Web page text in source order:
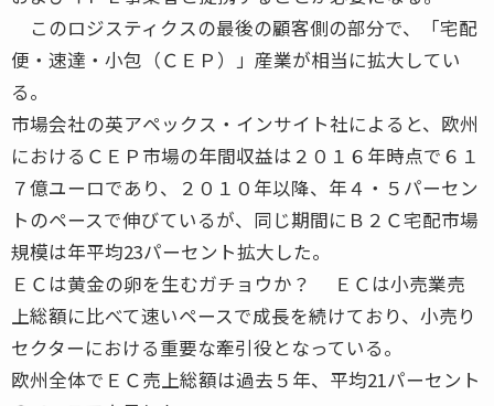
このロジスティクスの最後の顧客側の部分で、「宅配
便・速達・小包（ＣＥＰ）」産業が相当に拡大してい
る。
市場会社の英アペックス・インサイト社によると、欧州
におけるＣＥＰ市場の年間収益は２０１６年時点で６１
７億ユーロであり、２０１０年以降、年４・５パーセン
トのペースで伸びているが、同じ期間にＢ２Ｃ宅配市場
規模は年平均23パーセント拡大した。
ＥＣは黄金の卵を生むガチョウか？ ＥＣは小売業売
上総額に比べて速いペースで成長を続けており、小売り
セクターにおける重要な牽引役となっている。
欧州全体でＥＣ売上総額は過去５年、平均21パーセント